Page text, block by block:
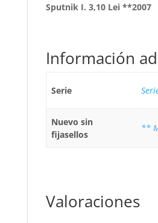
Sputnik I. 3,10 Lei **2007
Información
Serie
Nuevo sin
fijasellos
**
Valoraciones